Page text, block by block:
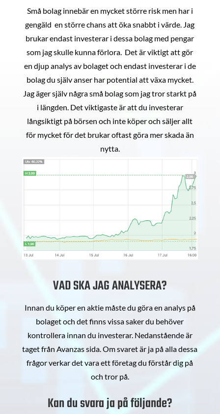
Små bolag innebär en mycket större risk men har i
gengäld en större chans att öka snabbt i värde. Jag
brukar endast investerar i dessa bolag med pengar
som jag skulle kunna förlora. Det är viktigt att gör
en djup analys av bolaget och endast investerar i de
bolag du själv anser har potential att växa mycket.
Jag äger själv några små bolag som jag tror starkt på
i längden. Det viktigaste är att du investerar
långsiktigt på börsen och inte köper och säljer allt
för mycket för det brukar oftast göra mer skada än
nytta.
VAD SKA JAG ANALYSERA?
Innan du köper en aktie måste du göra en analys på
bolaget och det finns vissa saker du behöver
kontrollera innan du investerar. Nedanstående är
taget från Avanzas sida. Om svaret är ja på alla dessa
frågor verkar det vara ett företag du förstår dig på
och tror på.
Kan du svara ja på följande?